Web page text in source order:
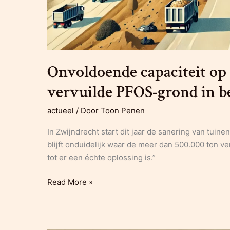
Onvoldoende capaciteit
vervuilde PFOS-grond in
actueel / Door Toon Penen
In Zwijndrecht start dit jaar de sanering van
blijft onduidelijk waar de meer dan 500.000 ton
tot er een échte oplossing is.”
Onvoldoende
Read More »